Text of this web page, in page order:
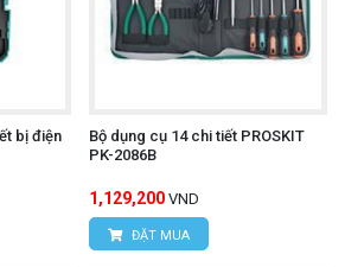
bị điện
Bộ dụng cụ 14 chi tiết PROSKIT
PK-2086B
1,129,200 VND
ĐẶT MUA